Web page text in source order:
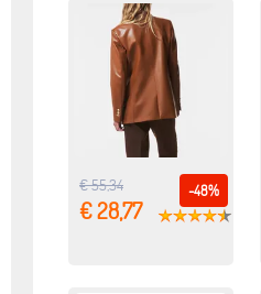
-48%
€ 55,34
€ 28,77